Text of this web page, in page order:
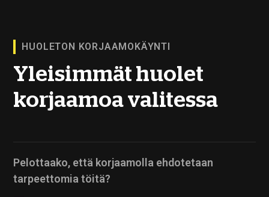
HUOLETON KORJAAMOKÄYNTI
Yleisimmät huolet
korjaamoa valitessa
Pelottaako, että korjaamolla ehdotetaan
tarpeettomia töitä?